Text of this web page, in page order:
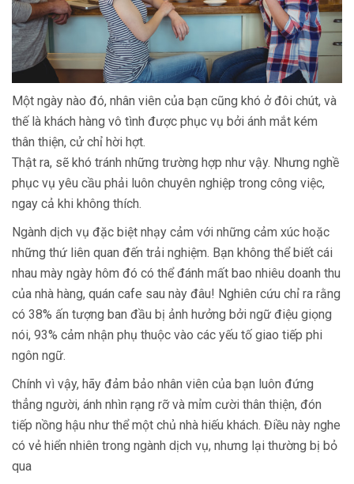
Một ngày nào đó, nhân viên của bạn cũng khó ở đôi chút, và
thế là khách hàng vô tình được phục vụ bởi ánh mắt kém
thân thiện, cử chỉ hời hợt.
Thật ra, sẽ khó tránh những trường hợp như vậy. Nhưng nghề
phục vụ yêu cầu phải luôn chuyên nghiệp trong công việc,
ngay cả khi không thích.
Ngành dịch vụ đặc biệt nhạy cảm với những cảm xúc hoặc
những thứ liên quan đến trải nghiệm. Bạn không thể biết cái
nhau mày ngày hôm đó có thể đánh mất bao nhiêu doanh thu
của nhà hàng, quán cafe sau này đâu! Nghiên cứu chỉ ra rằng
có 38% ấn tượng ban đầu bị ảnh hưởng bởi ngữ điệu giọng
nói, 93% cảm nhận phụ thuộc vào các yếu tố giao tiếp phi
ngôn ngữ.
Chính vì vậy, hãy đảm bảo nhân viên của bạn luôn đứng
thẳng người, ánh nhìn rạng rỡ và mỉm cười thân thiện, đón
tiếp nồng hậu như thể một chủ nhà hiếu khách. Điều này nghe
có vẻ hiển nhiên trong ngành dịch vụ, nhưng lại thường bị bỏ
qua